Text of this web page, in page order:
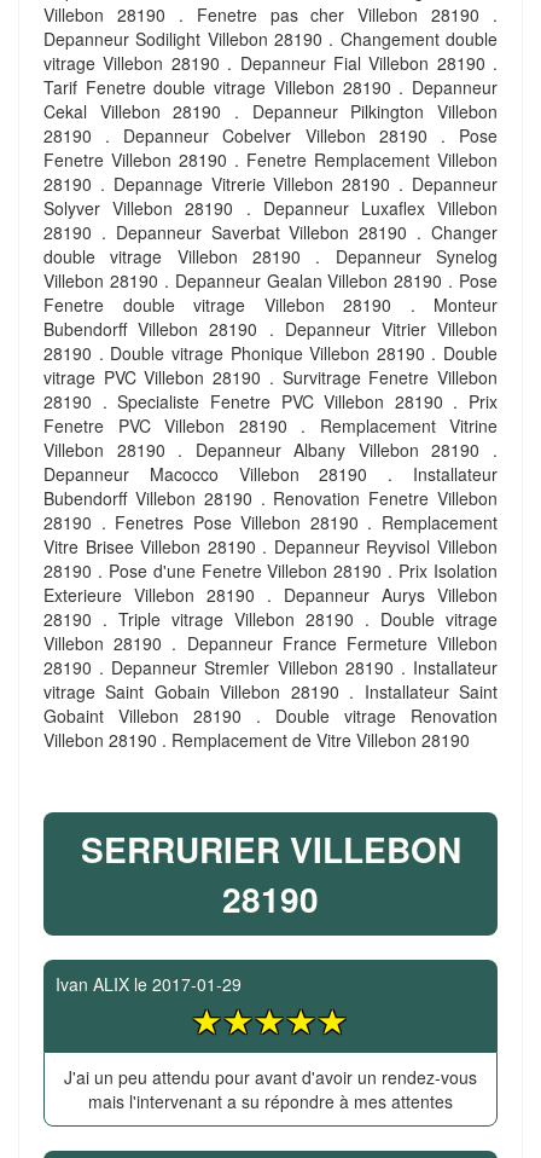
Villebon 28190 . Fenetre pas cher Villebon 28190 .
Depanneur Sodilight Villebon 28190 . Changement double
vitrage Villebon 28190 . Depanneur Fial Villebon 28190 .
Tarif Fenetre double vitrage Villebon 28190 . Depanneur
Cekal Villebon 28190 . Depanneur Pilkington Villebon
28190 . Depanneur Cobelver Villebon 28190 . Pose
Fenetre Villebon 28190 . Fenetre Remplacement Villebon
28190 . Depannage Vitrerie Villebon 28190 . Depanneur
Solyver Villebon 28190 . Depanneur Luxaflex Villebon
28190 . Depanneur Saverbat Villebon 28190 . Changer
double vitrage Villebon 28190 . Depanneur Synelog
Villebon 28190 . Depanneur Gealan Villebon 28190 . Pose
Fenetre double vitrage Villebon 28190 . Monteur
Bubendorff Villebon 28190 . Depanneur Vitrier Villebon
28190 . Double vitrage Phonique Villebon 28190 . Double
vitrage PVC Villebon 28190 . Survitrage Fenetre Villebon
28190 . Specialiste Fenetre PVC Villebon 28190 . Prix
Fenetre PVC Villebon 28190 . Remplacement Vitrine
Villebon 28190 . Depanneur Albany Villebon 28190 .
Depanneur Macocco Villebon 28190 . Installateur
Bubendorff Villebon 28190 . Renovation Fenetre Villebon
28190 . Fenetres Pose Villebon 28190 . Remplacement
Vitre Brisee Villebon 28190 . Depanneur Reyvisol Villebon
28190 . Pose d'une Fenetre Villebon 28190 . Prix Isolation
Exterieure Villebon 28190 . Depanneur Aurys Villebon
28190 . Triple vitrage Villebon 28190 . Double vitrage
Villebon 28190 . Depanneur France Fermeture Villebon
28190 . Depanneur Stremler Villebon 28190 . Installateur
vitrage Saint Gobain Villebon 28190 . Installateur Saint
Gobaint Villebon 28190 . Double vitrage Renovation
Villebon 28190 . Remplacement de Vitre Villebon 28190
SERRURIER VILLEBON
28190
Ivan ALIX le 2017-01-29
J'ai un peu attendu pour avant d'avoir un rendez-vous
mais l'intervenant a su répondre à mes attentes